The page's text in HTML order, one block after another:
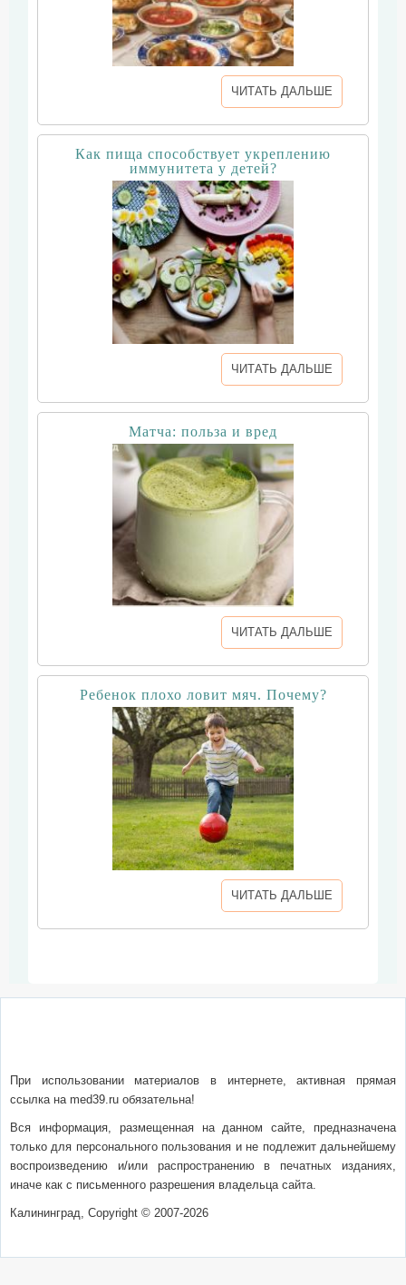
ЧИТАТЬ ДАЛЬШЕ
Как пища способствует укреплению
иммунитета у детей?
ЧИТАТЬ ДАЛЬШЕ
Матча: польза и вред
ЧИТАТЬ ДАЛЬШЕ
Ребенок плохо ловит мяч. Почему?
ЧИТАТЬ ДАЛЬШЕ
При использовании материалов в интернете, активная прямая
ссылка на med39.ru обязательна!
Вся информация, размещенная на данном сайте, предназначена
только для персонального пользования и не подлежит дальнейшему
воспроизведению и/или распространению в печатных изданиях,
иначе как с письменного разрешения владельца сайта.
Калининград, Copyright © 2007-2026